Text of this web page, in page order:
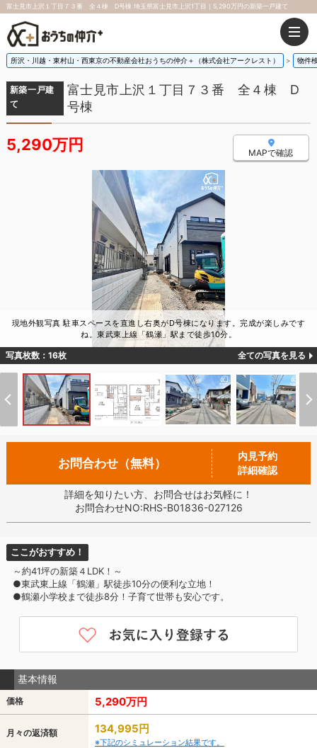
富士見市上沢１丁目７３番 全４棟 D号棟 埼玉県富士見市上沢1丁目｜5,290万円の新築一戸建て
所沢・川越・東村山・西東京の不動産会社おうちの仲介＋（株式会社アークレスト） 物件
新築一戸建
て
富士見市上沢１丁目７３番 全４棟 D
号棟
5,290万円 MAPで確認
現地外観写真 駐車スペースを直進し右奥がD号棟になります。完成が楽しみです
ね。東武東上線「鶴瀬」駅まで徒歩10分。
写真枚数：16枚 全ての写真を見る
お問合わせ（無料）
内見予約
詳細確認
詳細を知りたい方、お問合せはお気軽に！
お問合わせNO:RHS-B01836-027126
ここがおすすめ！
～約41坪の新築４LDK！～
●東武東上線「鶴瀬」駅徒歩10分の便利な立地！
●鶴瀬小学校まで徒歩8分！子育て世帯も安心です。
基本情報
価格 5,290万円
月々の返済額 134,995円
※下記のシミュレーション結果です。